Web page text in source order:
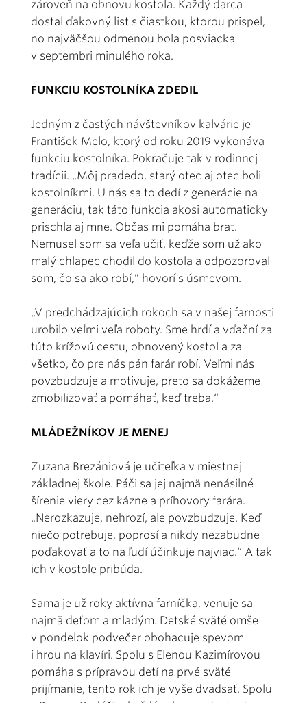
zároveň na obnovu kostola. Každý darca
dostal ďakovný list s čiastkou, ktorou prispel,
no najväčšou odmenou bola posviacka
v septembri minulého roka.
FUNKCIU KOSTOLNÍKA ZDEDIL
Jedným z častých návštevníkov kalvárie je
František Melo, ktorý od roku 2019 vykonáva
funkciu kostolníka. Pokračuje tak v rodinnej
tradícii. „Môj pradedo, starý otec aj otec boli
kostolníkmi. U nás sa to dedí z generácie na
generáciu, tak táto funkcia akosi automaticky
prischla aj mne. Občas mi pomáha brat.
Nemusel som sa veľa učiť, keďže som už ako
malý chlapec chodil do kostola a odpozoroval
som, čo sa ako robí,“ hovorí s úsmevom.
„V predchádzajúcich rokoch sa v našej farnosti
urobilo veľmi veľa roboty. Sme hrdí a vďační za
túto krížovú cestu, obnovený kostol a za
všetko, čo pre nás pán farár robí. Veľmi nás
povzbudzuje a motivuje, preto sa dokážeme
zmobilizovať a pomáhať, keď treba.“
MLÁDEŽNÍKOV JE MENEJ
Zuzana Brezániová je učiteľka v miestnej
základnej škole. Páči sa jej najmä nenásilné
šírenie viery cez kázne a príhovory farára.
„Nerozkazuje, nehrozí, ale povzbudzuje. Keď
niečo potrebuje, poprosí a nikdy nezabudne
poďakovať a to na ľudí účinkuje najviac.“ A tak
ich v kostole pribúda.
Sama je už roky aktívna farníčka, venuje sa
najmä deťom a mladým. Detské sväté omše
v pondelok podvečer obohacuje spevom
i hrou na klavíri. Spolu s Elenou Kazimírovou
pomáha s prípravou detí na prvé sväté
prijímanie, tento rok ich je vyše dvadsať. Spolu